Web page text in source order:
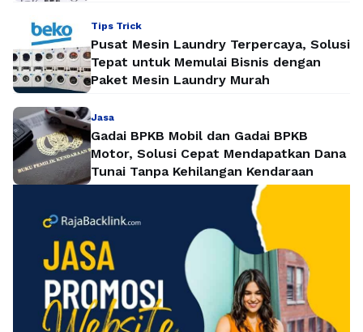
Tips Trick
Pusat Mesin Laundry Terpercaya, Solusi
Tepat untuk Memulai Bisnis dengan
Paket Mesin Laundry Murah
Jasa
Gadai BPKB Mobil dan Gadai BPKB
Motor, Solusi Cepat Mendapatkan Dana
Tunai Tanpa Kehilangan Kendaraan